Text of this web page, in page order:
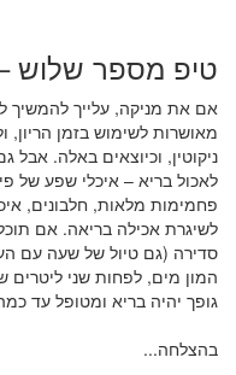
טיפ מספר שלוש
אם את מניקה, עלייך להמשיך
מאושרות לשימוש בזמן הריון,
ניקוטין, וכיוצאים באלה. אבל
לאכול בריא – איכלי שפע של
פחמימות מלאות, חלבונים,
לשיגרת אכילה בריאה. אם
סדירה (גם טיול של שעה עם
המון מים, לפחות שני ליטרים
גופך יהיה בריא ומטופל עד
בהצלחה...